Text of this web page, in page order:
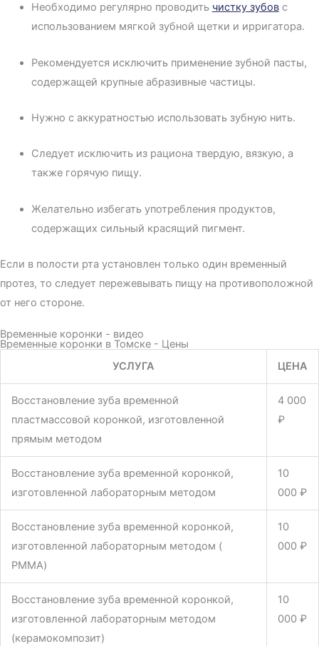
Необходимо регулярно проводить чистку зубовс
использованием мягкой зубной щетки и ирригатора.
Рекомендуется исключить применение зубной пасты,
содержащей крупные абразивные частицы.
Нужно с аккуратностью использовать зубную нить.
Следует исключить из рациона твердую, вязкую, а
также горячую пищу.
Желательно избегать употребления продуктов,
содержащих сильный красящий пигмент.
Если в полости рта установлен только один временный
протез, то следует пережевывать пищу на противоположной
от него стороне.
Временные коронки - видео
Временные коронки в Томске - Цены
УСЛУГА
ЦЕНА
Восстановление зуба временной
пластмассовой коронкой, изготовленной
прямым методом
4 000
₽
Восстановление зуба временной коронкой,
изготовленной лабораторным методом
10
000 ₽
Восстановление зуба временной коронкой,
изготовленной лабораторным методом (
PMMA)
10
000 ₽
Восстановление зуба временной коронкой,
изготовленной лабораторным методом
(керамокомпозит)
10
000 ₽